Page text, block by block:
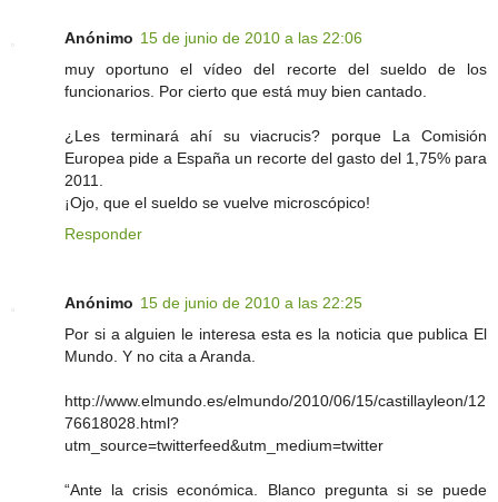
Anónimo 15 de junio de 2010 a las 22:06
muy oportuno el vídeo del recorte del sueldo de los
funcionarios. Por cierto que está muy bien cantado.
¿Les terminará ahí su viacrucis? porque La Comisión
Europea pide a España un recorte del gasto del 1,75% para
2011.
¡Ojo, que el sueldo se vuelve microscópico!
Responder
Anónimo 15 de junio de 2010 a las 22:25
Por si a alguien le interesa esta es la noticia que publica El
Mundo. Y no cita a Aranda.
http://www.elmundo.es/elmundo/2010/06/15/castillayleon/12
76618028.html?
utm_source=twitterfeed&utm_medium=twitter
“Ante la crisis económica. Blanco pregunta si se puede